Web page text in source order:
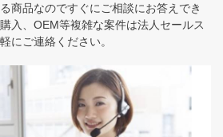
商品なのですぐにご相談にお答えでき
入、OEM等複雑な案件は法人セールス
にご連絡ください。